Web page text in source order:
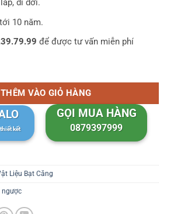
di dời.
10 năm.
để được tư vấn miễn phí
Bạt Căng PVDF số lượng
THÊM VÀO GIỎ HÀNG
kết
GỌI MUA HÀNG
0879397999
Liệu Bạt Căng
ngược